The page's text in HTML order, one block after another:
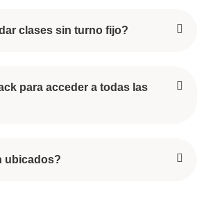
clases sin turno fijo?
para acceder a todas las
ubicados?